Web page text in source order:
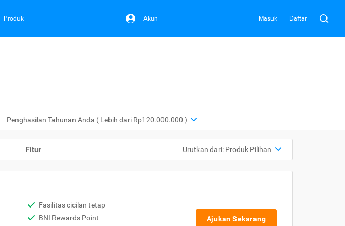
Produk Akun Masuk Daftar
Penghasilan Tahunan Anda ( Lebih dari Rp120.000.000 )
Fitur Urutkan dari: Produk Pilihan
Fasilitas cicilan tetap
BNI Rewards Point
Ajukan Sekarang